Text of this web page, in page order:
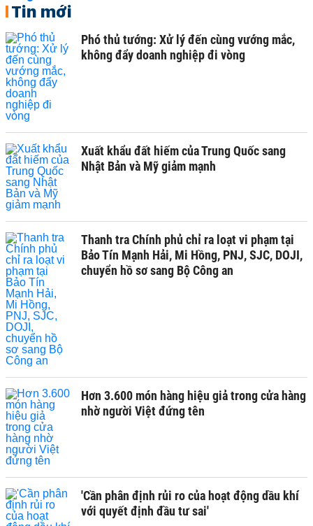
Tin mới
Phó thủ tướng: Xử lý đến cùng vướng mắc,
không đẩy doanh nghiệp đi vòng
Xuất khẩu đất hiếm của Trung Quốc sang
Nhật Bản và Mỹ giảm mạnh
Thanh tra Chính phủ chỉ ra loạt vi phạm tại
Bảo Tín Mạnh Hải, Mi Hồng, PNJ, SJC, DOJI,
chuyển hồ sơ sang Bộ Công an
Hơn 3.600 món hàng hiệu giả trong cửa hàng
nhờ người Việt đứng tên
'Cần phân định rủi ro của hoạt động dầu khí
với quyết định đầu tư sai'